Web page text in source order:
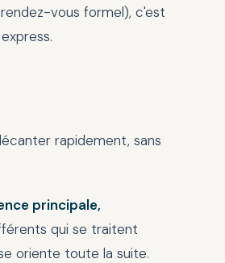
vous formel), c'est
rapidement, sans
principale,
qui se traitent
oriente toute la suite.